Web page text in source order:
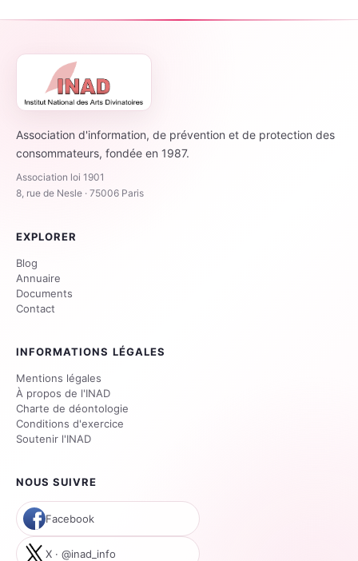
Association d'information, de prévention et de protection des
consommateurs, fondée en 1987.
Association loi 1901
8, rue de Nesle · 75006 Paris
EXPLORER
Blog
Annuaire
Documents
Contact
INFORMATIONS LÉGALES
Mentions légales
À propos de l'INAD
Charte de déontologie
Conditions d'exercice
Soutenir l'INAD
NOUS SUIVRE
Facebook
X · @inad_info